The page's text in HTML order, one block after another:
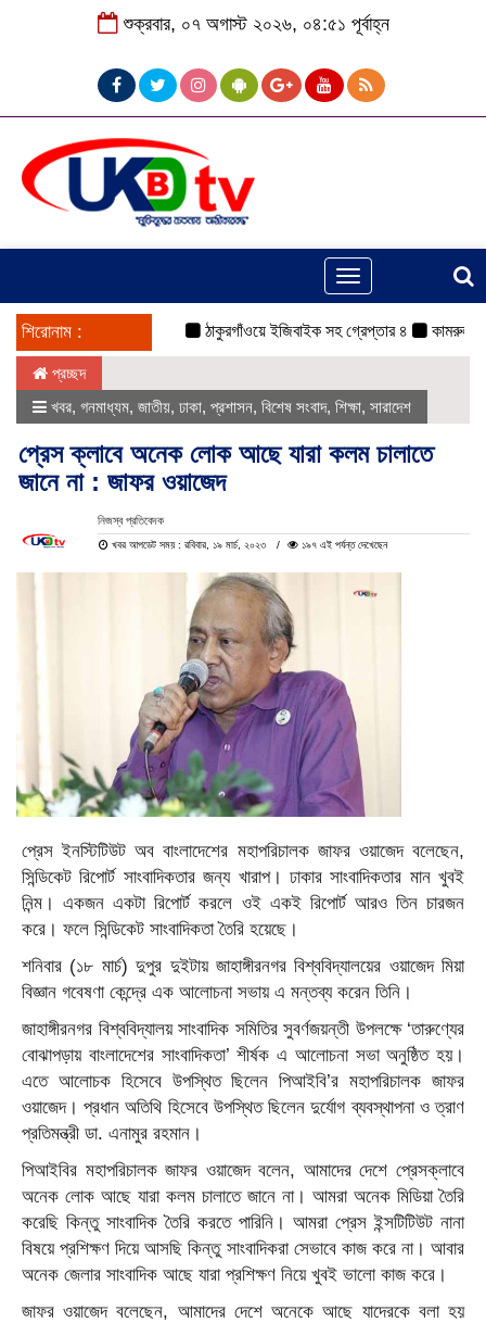
শুক্রবার, ০৭ অগাস্ট ২০২৬, ০৪:৫১ পূর্বাহ্ন
Toggle
navigation
শিরোনাম : ঠাকুরগাঁওয়ে ইজিবাইক সহ গ্রেপ্তার ৪ কামরুল-জসিম
প্রচ্ছদ
খবর, গনমাধ্যম, জাতীয়, ঢাকা, প্রশাসন, বিশেষ সংবাদ, শিক্ষা, সারাদেশ
প্রেস ক্লাবে অনেক লোক আছে যারা কলম চালাতে
জানে না : জাফর ওয়াজেদ
নিজস্ব প্রতিবেদক
খবর আপডেট সময় : রবিবার, ১৯ মার্চ, ২০২৩ ১৯৭ এই পর্যন্ত দেখেছেন
প্রেস ইনস্টিটিউট অব বাংলাদেশের মহাপরিচালক জাফর ওয়াজেদ বলেছেন,
সিন্ডিকেট রিপোর্ট সাংবাদিকতার জন্য খারাপ। ঢাকার সাংবাদিকতার মান খুবই
নিন্ম। একজন একটা রিপোর্ট করলে ওই একই রিপোর্ট আরও তিন চারজন
করে। ফলে সিন্ডিকেট সাংবাদিকতা তৈরি হয়েছে।
শনিবার (১৮ মার্চ) দুপুর দুইটায় জাহাঙ্গীরনগর বিশ্ববিদ্যালয়ের ওয়াজেদ মিয়া
বিজ্ঞান গবেষণা কেন্দ্রে এক আলোচনা সভায় এ মন্তব্য করেন তিনি।
জাহাঙ্গীরনগর বিশ্ববিদ্যালয় সাংবাদিক সমিতির সুবর্ণজয়ন্তী উপলক্ষে ‘তারুণ্যের
বোঝাপড়ায় বাংলাদেশের সাংবাদিকতা’ শীর্ষক এ আলোচনা সভা অনুষ্ঠিত হয়।
এতে আলোচক হিসেবে উপস্থিত ছিলেন পিআইবি’র মহাপরিচালক জাফর
ওয়াজেদ। প্রধান অতিথি হিসেবে উপস্থিত ছিলেন দুর্যোগ ব্যবস্থাপনা ও ত্রাণ
প্রতিমন্ত্রী ডা. এনামুর রহমান।
পিআইবির মহাপরিচালক জাফর ওয়াজেদ বলেন, আমাদের দেশে প্রেসক্লাবে
অনেক লোক আছে যারা কলম চালাতে জানে না। আমরা অনেক মিডিয়া তৈরি
করেছি কিন্তু সাংবাদিক তৈরি করতে পারিনি। আমরা প্রেস ইন্সটিটিউট নানা
বিষয়ে প্রশিক্ষণ দিয়ে আসছি কিন্তু সাংবাদিকরা সেভাবে কাজ করে না। আবার
অনেক জেলার সাংবাদিক আছে যারা প্রশিক্ষণ নিয়ে খুবই ভালো কাজ করে।
জাফর ওয়াজেদ বলেছেন, আমাদের দেশে অনেকে আছে যাদেরকে বলা হয়